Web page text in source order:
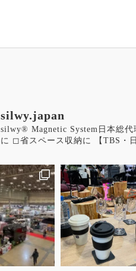
silwy.japan
silwy®︎ Magnetic System日本総代
に ◻︎省スペース収納に 【TBS・